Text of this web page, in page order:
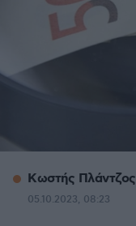
Κωστής Πλάντζος
05.10.2023, 08:23